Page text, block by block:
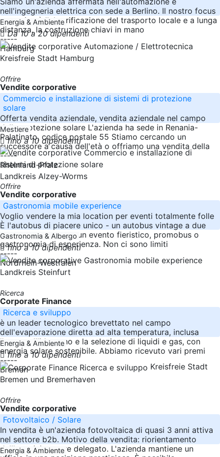
nell'ingegneria elettrica con sede a Berlino. Il nostro focus
operativo è l'elettrificazione del trasporto locale e a lunga
distanza, la costruzione chiavi in mano
-----
Hamburg
Energia & Ambiente
Da 10 a 20 dipendenti
Kreisfreie Stadt Hamburg
Offrire
Vendite corporative
Commercio e installazione di sistemi di protezione
solare
Offerta vendita aziendale, vendita aziendale nel campo
della protezione solare L'azienda ha sede in Renania-
Palatinato, codice postale 55 Stiamo cercando un
successore a causa dell'età o offriamo una vendita della
-----
Rheinland-Pfalz
Mestiere
fino a 10 dipendenti
Landkreis Alzey-Worms
Offrire
Vendite corporative
Gastronomia mobile experience
Voglio vendere la mia location per eventi totalmente folle
È l'autobus di piacere unico - un autobus vintage a due
piani. Che si tratti di un evento fieristico, promobus o
gastronomia di esperienza. Non ci sono limiti
-----
Nordrhein-Westfalen
Gastronomia & Albergo
fino a 10 dipendenti
Landkreis Steinfurt
Ricerca
Corporate Finance
Ricerca e sviluppo
è un leader tecnologico brevettato nel campo
dell'evaporazione diretta ad alta temperatura, inclusa
l'acqua all'idrogeno e la selezione di liquidi e gas, con
energia solare sostenibile. Abbiamo ricevuto vari premi
-----
Bremen
Energia & Ambiente
fino a 10 dipendenti
Kreisfreie Stadt
Bremen und Bremerhaven
Offrire
Vendite corporative
Fotovoltaico / Solare
In vendita è un'azienda fotovoltaica di quasi 3 anni attiva
nel settore b2b. Motivo della vendita: riorientamento
dell'amministratore delegato. L'azienda mantiene un
Energia & Ambiente